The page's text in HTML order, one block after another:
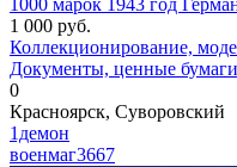
1000 марок 1943 год
1 000 руб.
Коллекционирование,
Документы, ценные
0
Красноярск, Суворовский
1демон
военмаг3667